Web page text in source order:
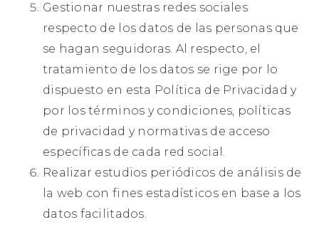
Gestionar nuestras redes sociales
respecto de los datos de las personas que
se hagan seguidoras. Al respecto, el
tratamiento de los datos se rige por lo
dispuesto en esta Política de Privacidad y
por los términos y condiciones, políticas
de privacidad y normativas de acceso
específicas de cada red social.
Realizar estudios periódicos de análisis de
la web con fines estadísticos en base a los
datos facilitados.